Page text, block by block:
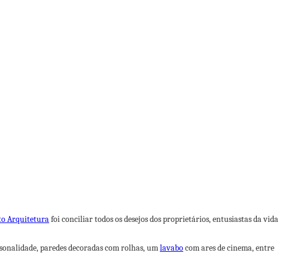
Arquiteturafoi conciliar todos os desejos dos proprietários, entusiastas da vida
paredes decoradas com rolhas, umlavabocom ares de cinema, entre